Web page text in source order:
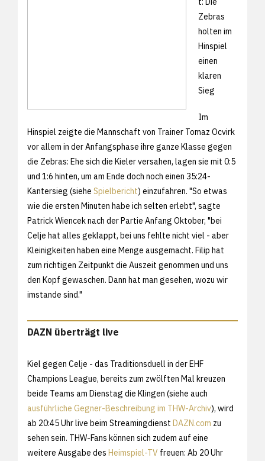
Zebras
holten im
Hinspiel
einen
klaren
Sieg
Im
Hinspiel zeigte die Mannschaft von Trainer Tomaz Ocvirk
vor allem in der Anfangsphase ihre ganze Klasse gegen
die Zebras: Ehe sich die Kieler versahen, lagen sie mit 0:5
und 1:6 hinten, um am Ende doch noch einen 35:24-
Kantersieg (siehe Spielbericht) einzufahren. "So etwas
wie die ersten Minuten habe ich selten erlebt", sagte
Patrick Wiencek nach der Partie Anfang Oktober, "bei
Celje hat alles geklappt, bei uns fehlte nicht viel - aber
Kleinigkeiten haben eine Menge ausgemacht. Filip hat
zum richtigen Zeitpunkt die Auszeit genommen und uns
den Kopf gewaschen. Dann hat man gesehen, wozu wir
imstande sind."
DAZN überträgt live
Kiel gegen Celje - das Traditionsduell in der EHF
Champions League, bereits zum zwölften Mal kreuzen
beide Teams am Dienstag die Klingen (siehe auch
ausführliche Gegner-Beschreibung im THW-Archiv), wird
ab 20:45 Uhr live beim Streamingdienst DAZN.com zu
sehen sein. THW-Fans können sich zudem auf eine
weitere Ausgabe des Heimspiel-TV freuen: Ab 20 Uhr